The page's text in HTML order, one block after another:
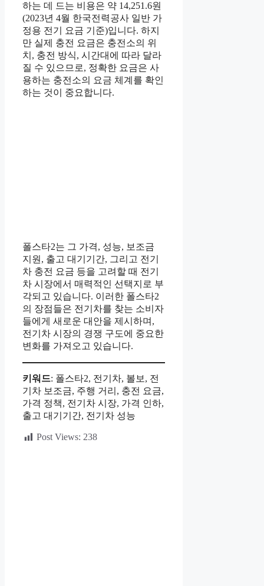
하는 데 드는 비용은 약 14,251.6원
(2023년 4월 한국전력공사 일반 가
정용 전기 요금 기준)입니다. 하지
만 실제 충전 요금은 충전소의 위
치, 충전 방식, 시간대에 따라 달라
질 수 있으므로, 정확한 요금은 사
용하는 충전소의 요금 체계를 확인
하는 것이 중요합니다.
폴스타2는 그 가격, 성능, 보조금
지원, 출고 대기기간, 그리고 전기
차 충전 요금 등을 고려할 때 전기
차 시장에서 매력적인 선택지로 부
각되고 있습니다. 이러한 폴스타2
의 장점들은 전기차를 찾는 소비자
들에게 새로운 대안을 제시하며,
전기차 시장의 경쟁 구도에 중요한
변화를 가져오고 있습니다.
키워드: 폴스타2, 전기차, 볼보, 전
기차 보조금, 주행 거리, 충전 요금,
가격 정책, 전기차 시장, 가격 인하,
출고 대기기간, 전기차 성능
Post Views: 238